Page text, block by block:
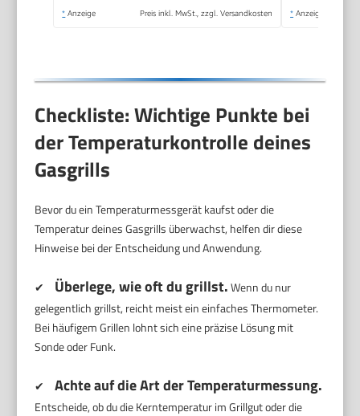
* Anzeige Preis inkl. MwSt., zzgl. Versandkosten * Anzeige
Checkliste: Wichtige Punkte bei
der Temperaturkontrolle deines
Gasgrills
Bevor du ein Temperaturmessgerät kaufst oder die
Temperatur deines Gasgrills überwachst, helfen dir diese
Hinweise bei der Entscheidung und Anwendung.
✔ Überlege, wie oft du grillst.Wenn du nur
gelegentlich grillst, reicht meist ein einfaches Thermometer.
Bei häufigem Grillen lohnt sich eine präzise Lösung mit
Sonde oder Funk.
✔ Achte auf die Art der Temperaturmessung.
Entscheide, ob du die Kerntemperatur im Grillgut oder die